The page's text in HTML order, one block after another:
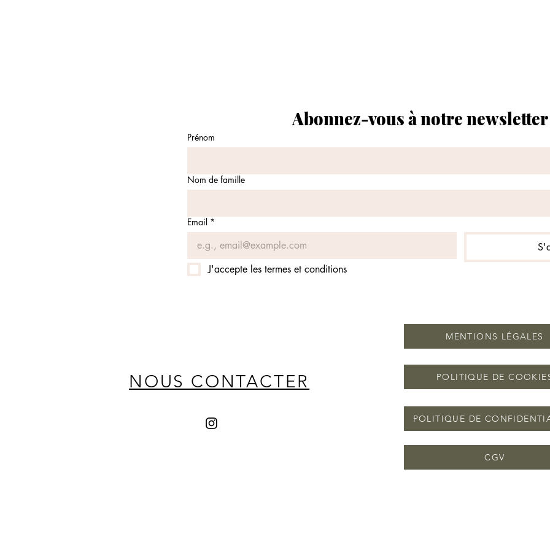
Abonnez-vous à notre newsletter
Prénom
Nom de famille
Email *
J'accepte les termes et conditions
MENTIONS LÉGALES
POLITIQUE DE
NOUS CONTACTER
POLITIQUE DE
CGV